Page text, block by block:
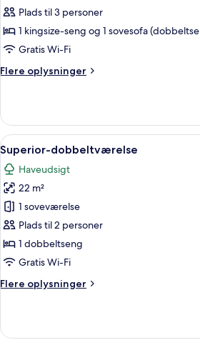
Suite,
Lake
View,
access
Plads til 3 personer
1 kingsize-seng og 1 sovesofa
Gratis Wi-Fi
Flere oplysninger
Flere
Suite,
Lake
View,
SPA
access
included
Indlæs
alle
billeder
af
Superior-
dobbeltværelse
Et
6
Superior-dobbeltværelse
Haveudsigt
22 m²
1 soveværelse
Plads til 2 personer
1 dobbeltseng
Gratis Wi-Fi
Flere oplysninger
Flere
dobbeltværelse